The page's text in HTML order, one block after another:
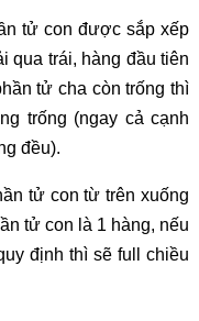
tử con được sắp xếp
qua trái, hàng đầu tiên
tử cha còn trống thì
trống (ngay cả cạnh
đều).
tử con từ trên xuống
tử con là 1 hàng, nếu
định thì sẽ full chiều